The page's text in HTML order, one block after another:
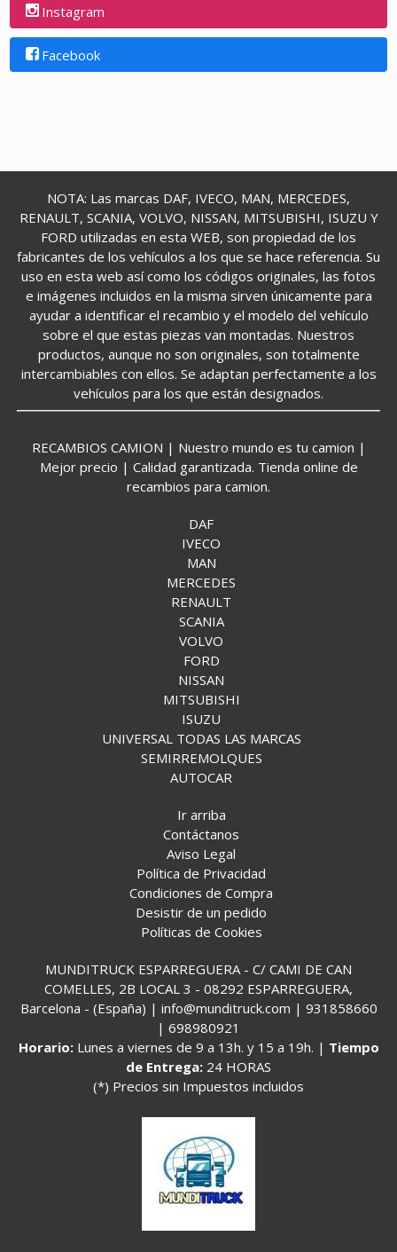
Instagram
Facebook
NOTA: Las marcas DAF, IVECO, MAN, MERCEDES,
RENAULT, SCANIA, VOLVO, NISSAN, MITSUBISHI, ISUZU Y
FORD utilizadas en esta WEB, son propiedad de los
fabricantes de los vehículos a los que se hace referencia. Su
uso en esta web así como los códigos originales, las fotos
e imágenes incluidos en la misma sirven únicamente para
ayudar a identificar el recambio y el modelo del vehículo
sobre el que estas piezas van montadas. Nuestros
productos, aunque no son originales, son totalmente
intercambiables con ellos. Se adaptan perfectamente a los
vehículos para los que están designados.
RECAMBIOS CAMION | Nuestro mundo es tu camion |
Mejor precio | Calidad garantizada. Tienda online de
recambios para camion.
DAF
IVECO
MAN
MERCEDES
RENAULT
SCANIA
VOLVO
FORD
NISSAN
MITSUBISHI
ISUZU
UNIVERSAL TODAS LAS MARCAS
SEMIRREMOLQUES
AUTOCAR
Ir arriba
Contáctanos
Aviso Legal
Política de Privacidad
Condiciones de Compra
Desistir de un pedido
Políticas de Cookies
MUNDITRUCK ESPARREGUERA - C/ CAMI DE CAN
COMELLES, 2B LOCAL 3 - 08292 ESPARREGUERA,
Barcelona - (España) | info@munditruck.com | 931858660
| 698980921
Horario: Lunes a viernes de 9 a 13h. y 15 a 19h. | Tiempo
de Entrega: 24 HORAS
(*) Precios sin Impuestos incluidos